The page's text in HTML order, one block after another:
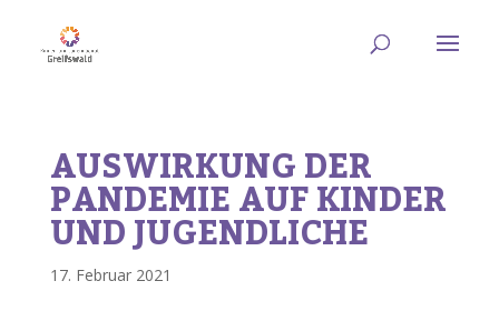
AUSWIRKUNG DER
PANDEMIE AUF KINDER
UND JUGENDLICHE
17. Februar 2021